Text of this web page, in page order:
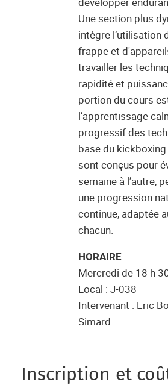
Une section plus
intègre l’utilisation
frappe et
travailler les
rapidité et
portion du cours
l’apprentissage
progressif des
base du
sont conçus pour
semaine à l’autre,
une progression
continue, adaptée
chacun.
HORAIRE
Mercredi de 18 h
Local : J-038
Intervenant : Eric
Simard
Inscription et